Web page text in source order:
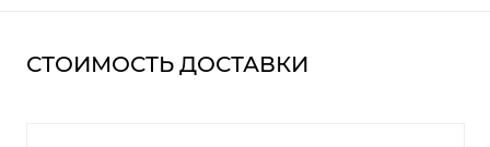
СТОИМОСТЬ ДОСТАВКИ